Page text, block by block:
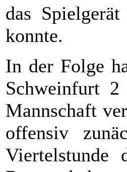
das
konnte.
In der Folge
Schweinfurt
Mannschaft
offensiv
Viertelstunde